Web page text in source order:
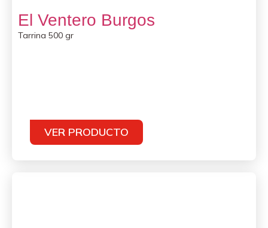
El Ventero Burgos
Tarrina 500 gr
VER PRODUCTO